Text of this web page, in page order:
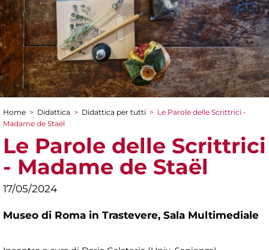
Tu sei qui
Home > Didattica > Didattica per tutti > Le Parole delle Scrittrici -
Madame de Staël
Le Parole delle Scrittrici
- Madame de Staël
17/05/2024
Museo di Roma in Trastevere, Sala Multimediale